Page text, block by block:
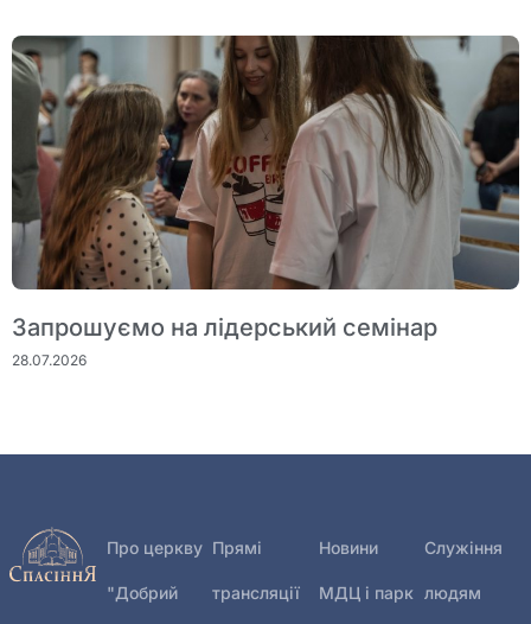
Запрошуємо на лідерський семінар
28.07.2026
Про церкву
"Добрий
Прямі
трансляції
Новини
МДЦ і парк
Служіння
людям